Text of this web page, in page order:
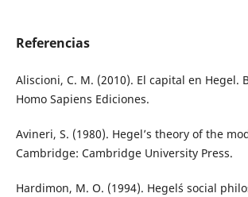
Referencias
Aliscioni, C. M. (2010). El capital en Hegel.
Homo Sapiens Ediciones.
Avineri, S. (1980). Hegel’s theory of the
Cambridge: Cambridge University Press.
Hardimon, M. O. (1994). Hegel´s social